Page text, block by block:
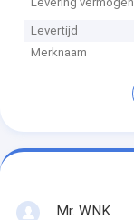
Levertijd
Merknaam
Mr. WNK